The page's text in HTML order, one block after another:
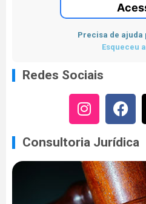
Precisa de ajuda
Esqueceu
Redes Sociais
Consultoria Jurídica